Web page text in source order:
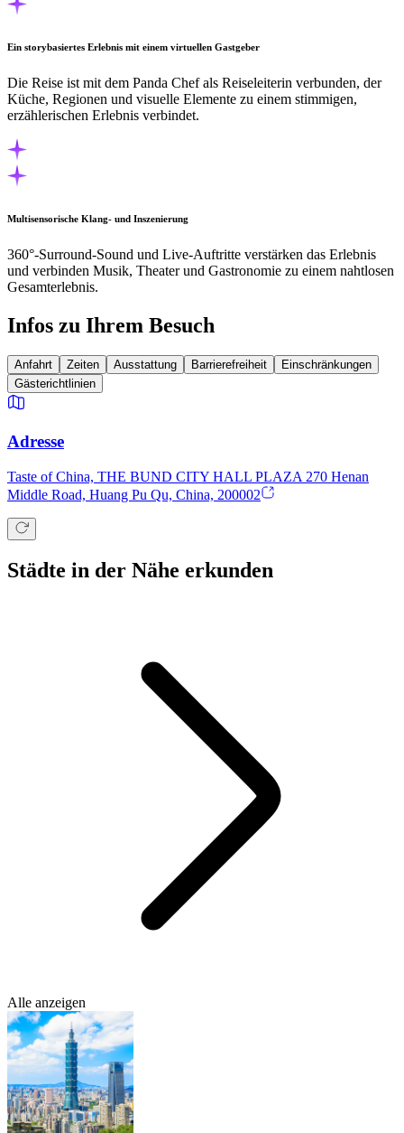
Ein storybasiertes Erlebnis mit einem virtuellen Gastgeber
Die Reise ist mit dem Panda Chef als Reiseleiterin verbunden, der
Küche, Regionen und visuelle Elemente zu einem stimmigen,
erzählerischen Erlebnis verbindet.
Multisensorische Klang- und Inszenierung
360°-Surround-Sound und Live-Auftritte verstärken das Erlebnis
und verbinden Musik, Theater und Gastronomie zu einem nahtlosen
Gesamterlebnis.
Infos zu Ihrem Besuch
Anfahrt Zeiten Ausstattung Barrierefreiheit
Einschränkungen
Gästerichtlinien
Adresse
Taste of China, THE BUND CITY HALL PLAZA 270 Henan
Middle Road, Huang Pu Qu, China, 200002
Städte in der Nähe erkunden
Alle anzeigen